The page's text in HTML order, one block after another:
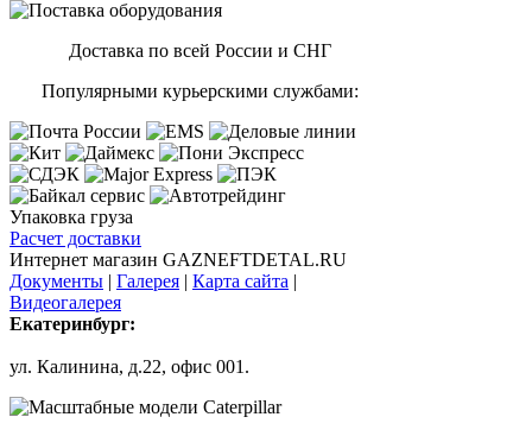
Доставка по всей России и СНГ
Популярными курьерскими службами:
Упаковка груза
Расчет доставки
Интернет магазин GAZNEFTDETAL.RU
Документы | Галерея | Карта сайта |
Видеогалерея
Екатеринбург:
ул. Калинина, д.22, офис 001.